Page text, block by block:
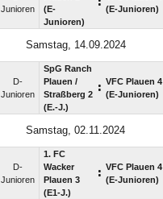
Junioren
(E-
Junioren)
: (E-Junioren)
Samstag, 14.09.2024
D-
Junioren
SpG Ranch
Plauen /​
Straßberg 2
(E.-J.)
: VFC Plauen 4
(E-Junioren)
Samstag, 02.11.2024
D-
Junioren
1. FC
Wacker
Plauen 3
(E1-J.)
: VFC Plauen 4
(E-Junioren)